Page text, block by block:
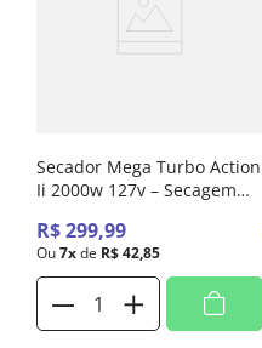
Secador Mega Turbo Action
Ii 2000w 127v – Secagem
R$299,99
Ou7xde R$42,85